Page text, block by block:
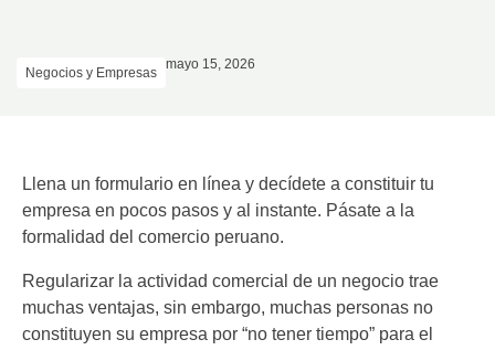
Negocios y Empresas
mayo 15, 2026
Llena un formulario en línea y decídete a constituir tu
empresa en pocos pasos y al instante. Pásate a la
formalidad del comercio peruano.
Regularizar la actividad comercial de un negocio trae
muchas ventajas, sin embargo, muchas personas no
constituyen su empresa por “no tener tiempo” para el